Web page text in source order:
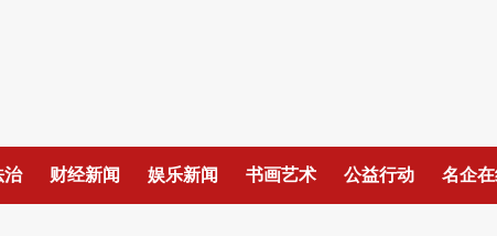
治 财经新闻 娱乐新闻 书画艺术 公益行动 名企